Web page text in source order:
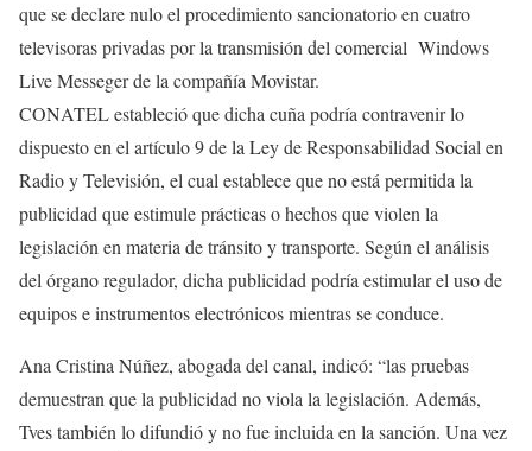
que se declare nulo el procedimiento sancionatorio en cuatro
televisoras privadas por la transmisión del comercial Windows
Live Messeger de la compañía Movistar.
CONATEL estableció que dicha cuña podría contravenir lo
dispuesto en el artículo 9 de la Ley de Responsabilidad Social en
Radio y Televisión, el cual establece que no está permitida la
publicidad que estimule prácticas o hechos que violen la
legislación en materia de tránsito y transporte. Según el análisis
del órgano regulador, dicha publicidad podría estimular el uso de
equipos e instrumentos electrónicos mientras se conduce.
Ana Cristina Núñez, abogada del canal, indicó: “las pruebas
demuestran que la publicidad no viola la legislación. Además,
Tves también lo difundió y no fue incluida en la sanción. Una vez